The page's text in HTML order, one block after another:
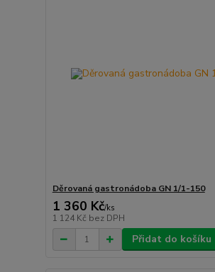
Děrovaná gastronádoba GN 1/1-150
1 360 Kč/ks
1 124 Kč bez DPH
Přidat do košíku